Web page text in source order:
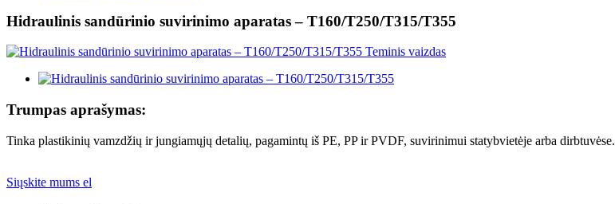
Hidraulinis sandūrinio suvirinimo aparatas – T160/T250/T315/T355
Trumpas aprašymas:
Tinka plastikinių vamzdžių ir jungiamųjų detalių, pagamintų iš PE, PP ir PVDF, suvirinimui statybvietėje arba dirbtuvėse.
Siųskite mums el